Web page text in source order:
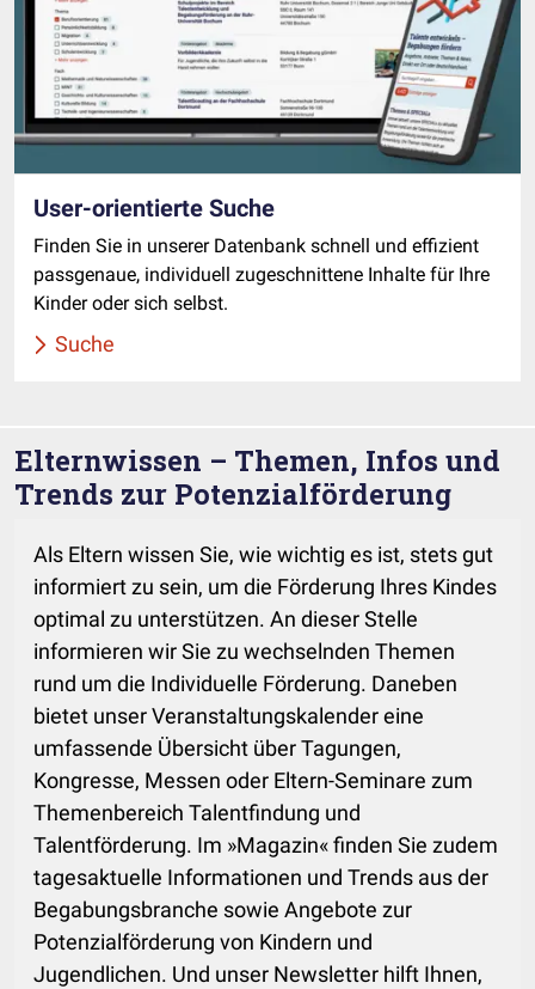
User-orientierte Suche
Finden Sie in unserer Datenbank schnell und effizient
passgenaue, individuell zugeschnittene Inhalte für Ihre
Kinder oder sich selbst.
Suche
Elternwissen – Themen, Infos und
Trends zur Potenzialförderung
Als Eltern wissen Sie, wie wichtig es ist, stets gut
informiert zu sein, um die Förderung Ihres Kindes
optimal zu unterstützen. An dieser Stelle
informieren wir Sie zu wechselnden Themen
rund um die Individuelle Förderung. Daneben
bietet unser Veranstaltungskalender eine
umfassende Übersicht über Tagungen,
Kongresse, Messen oder Eltern-Seminare zum
Themenbereich Talentfindung und
Talentförderung. Im »Magazin« finden Sie zudem
tagesaktuelle Informationen und Trends aus der
Begabungsbranche sowie Angebote zur
Potenzialförderung von Kindern und
Jugendlichen. Und unser Newsletter hilft Ihnen,